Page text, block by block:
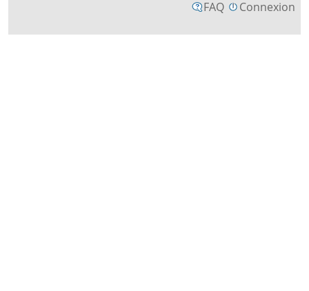
FAQ Connexion